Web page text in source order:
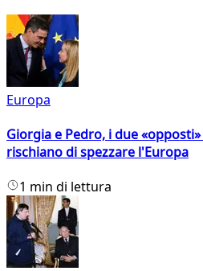
Europa
Giorgia e Pedro, i due
rischiano di spezzare l'Europa
1 min di lettura